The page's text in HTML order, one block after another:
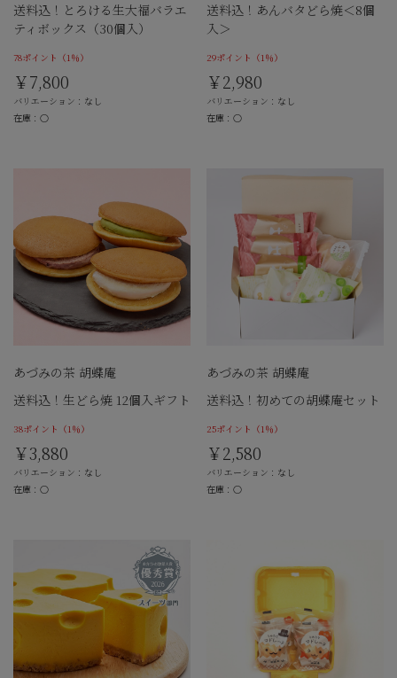
送料込！とろける生大福バラエ
ティボックス（30個入）
78ポイント （1％）
￥7,800
バリエーション：なし
在庫：○
送料込！あんバタどら焼＜8個
入＞
29ポイント （1％）
￥2,980
バリエーション：なし
在庫：○
あづみの茶 胡蝶庵
送料込！生どら焼 12個入ギフト
38ポイント （1％）
￥3,880
バリエーション：なし
在庫：○
あづみの茶 胡蝶庵
送料込！初めての胡蝶庵セット
25ポイント （1％）
￥2,580
バリエーション：なし
在庫：○